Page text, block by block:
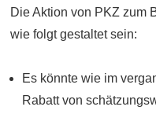
Die Aktion von PKZ zum
wie folgt gestaltet sein:
Es könnte wie im
Rabatt von